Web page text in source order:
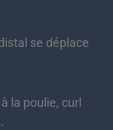
se déplace
la poulie, curl